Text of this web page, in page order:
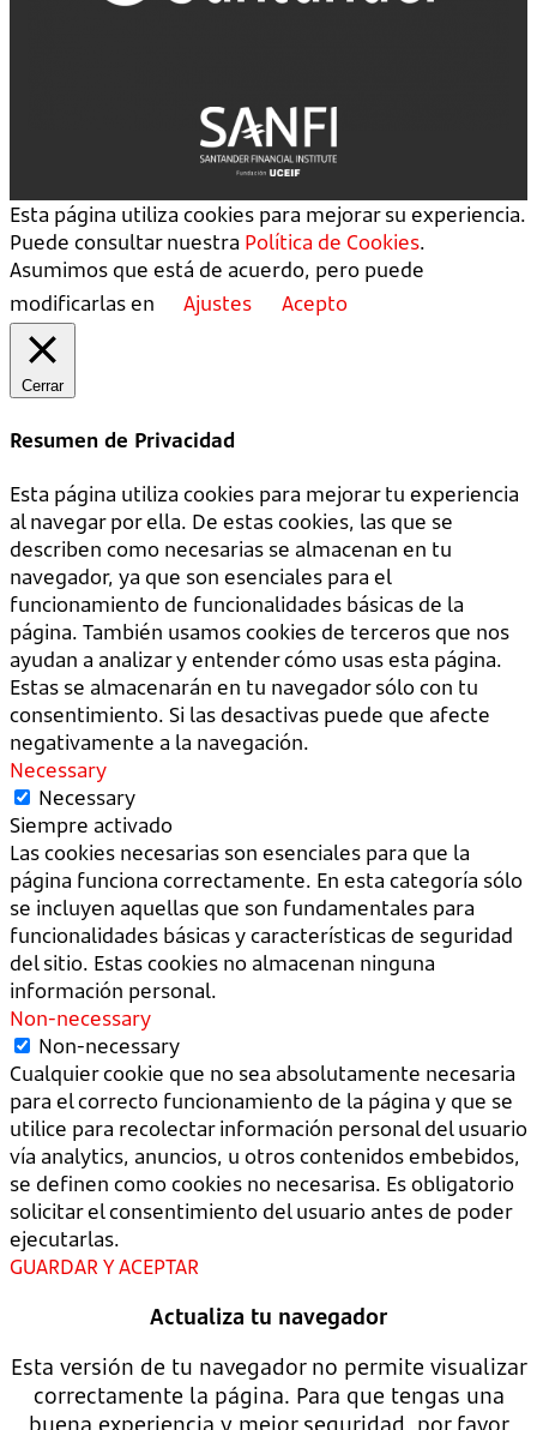
Esta página utiliza cookies para mejorar su experiencia.
Puede consultar nuestra Política de Cookies.
Asumimos que está de acuerdo, pero puede
modificarlas en
Ajustes Acepto
Cerrar
Resumen de Privacidad
Esta página utiliza cookies para mejorar tu experiencia
al navegar por ella. De estas cookies, las que se
describen como necesarias se almacenan en tu
navegador, ya que son esenciales para el
funcionamiento de funcionalidades básicas de la
página. También usamos cookies de terceros que nos
ayudan a analizar y entender cómo usas esta página.
Estas se almacenarán en tu navegador sólo con tu
consentimiento. Si las desactivas puede que afecte
negativamente a la navegación.
Necessary
Necessary
Siempre activado
Las cookies necesarias son esenciales para que la
página funciona correctamente. En esta categoría sólo
se incluyen aquellas que son fundamentales para
funcionalidades básicas y características de seguridad
del sitio. Estas cookies no almacenan ninguna
información personal.
Non-necessary
Non-necessary
Cualquier cookie que no sea absolutamente necesaria
para el correcto funcionamiento de la página y que se
utilice para recolectar información personal del usuario
vía analytics, anuncios, u otros contenidos embebidos,
se definen como cookies no necesarisa. Es obligatorio
solicitar el consentimiento del usuario antes de poder
ejecutarlas.
GUARDAR Y ACEPTAR
Actualiza tu navegador
Esta versión de tu navegador no permite visualizar
correctamente la página. Para que tengas una
buena experiencia y mejor seguridad, por favor